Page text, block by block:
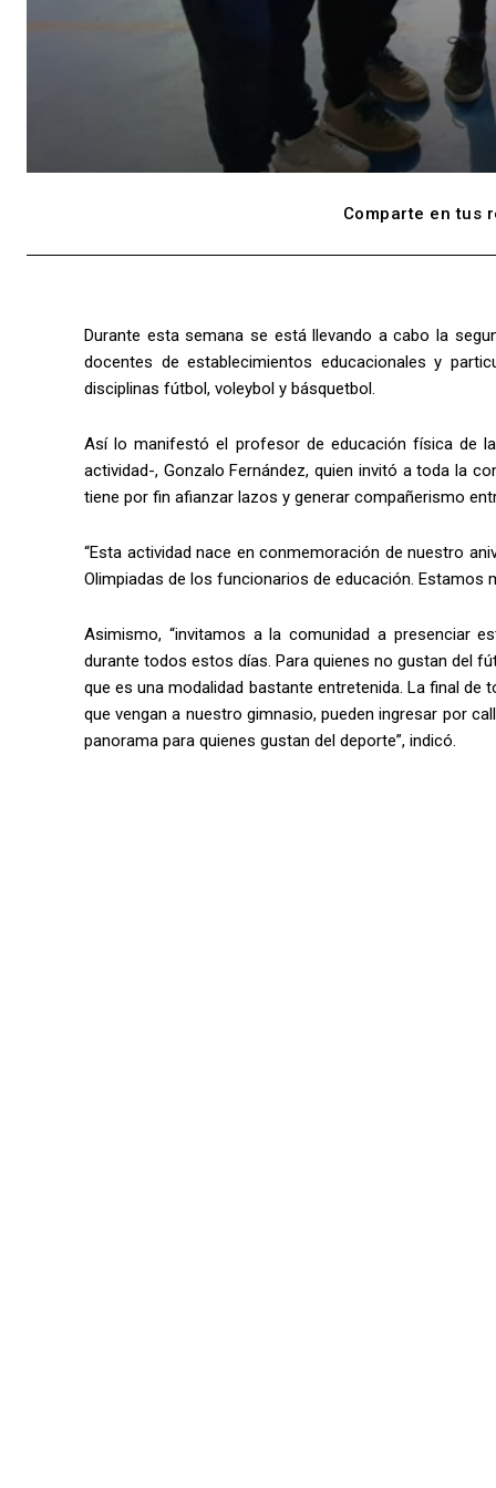
Comparte en tus
Durante esta semana se está llevando a cabo la
docentes de establecimientos educacionales y
disciplinas fútbol, voleybol y básquetbol.
Así lo manifestó el profesor de educación física de
actividad-, Gonzalo Fernández, quien invitó a toda la
tiene por fin afianzar lazos y generar compañerismo
“Esta actividad nace en conmemoración de nuestro
Olimpiadas de los funcionarios de educación. Estamos
Asimismo, “invitamos a la comunidad a presenciar
durante todos estos días. Para quienes no gustan del
que es una modalidad bastante entretenida. La final
que vengan a nuestro gimnasio, pueden ingresar por
panorama para quienes gustan del deporte”, indicó.